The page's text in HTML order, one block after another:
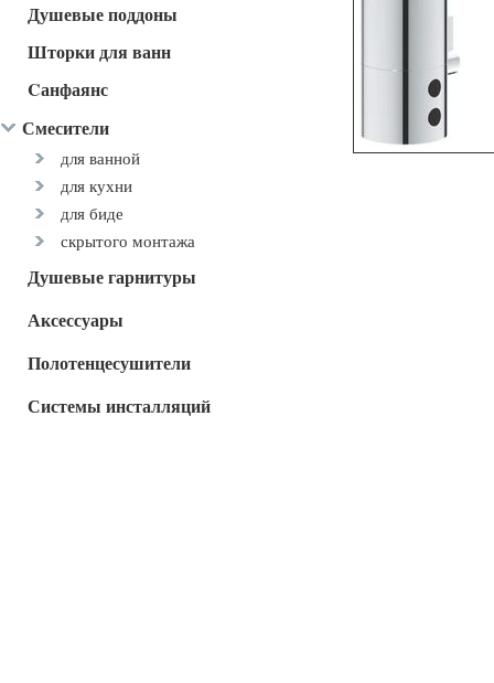
Душевые поддоны
Шторки для ванн
Cанфаянс
Смесители
для ванной
для кухни
для биде
скрытого монтажа
Душевые гарнитуры
Аксессуары
Полотенцесушители
Системы инсталляций